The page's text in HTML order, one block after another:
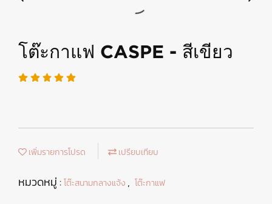
โต๊ะกาแฟ CASPE - สีเขียว
เพิ่มรายการโปรด เปรียบเทียบ
หมวดหมู่ :โต๊ะสนามกลางแจ้ง , โต๊ะกาแฟ